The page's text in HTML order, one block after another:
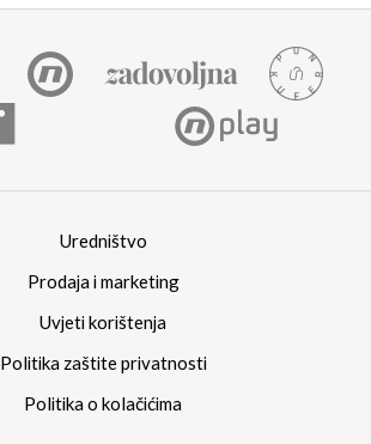
Uredništvo
Prodaja i marketing
Uvjeti korištenja
Politika zaštite privatnosti
Politika o kolačićima